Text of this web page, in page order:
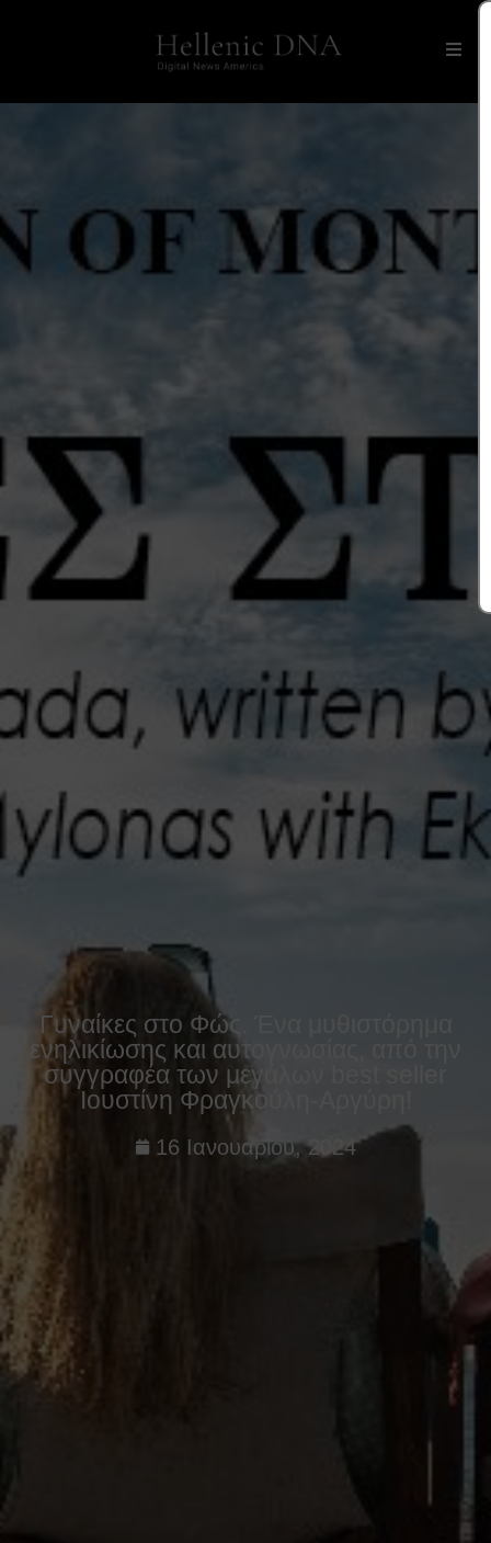
Γυναίκες στο Φώς. Ένα μυθιστόρημα
ενηλικίωσης και αυτογνωσίας, από την
συγγραφέα των μεγάλων best seller
Ιουστίνη Φραγκούλη-Αργύρη!
16 Ιανουαρίου, 2024